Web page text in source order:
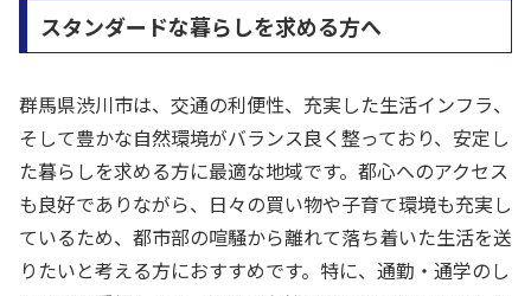
スタンダードな暮らしを求める方へ
群馬県渋川市は、交通の利便性、充実した生活インフラ、
そして豊かな自然環境がバランス良く整っており、安定し
た暮らしを求める方に最適な地域です。都心へのアクセス
も良好でありながら、日々の買い物や子育て環境も充実し
ているため、都市部の喧騒から離れて落ち着いた生活を送
りたいと考える方におすすめです。特に、通勤・通学のし